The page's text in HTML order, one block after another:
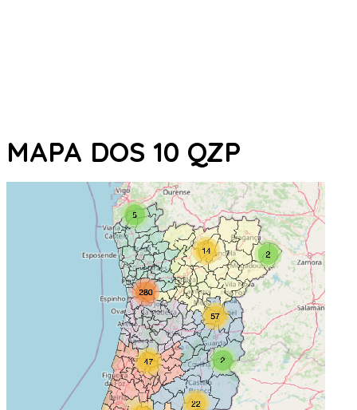
MAPA DOS 10 QZP